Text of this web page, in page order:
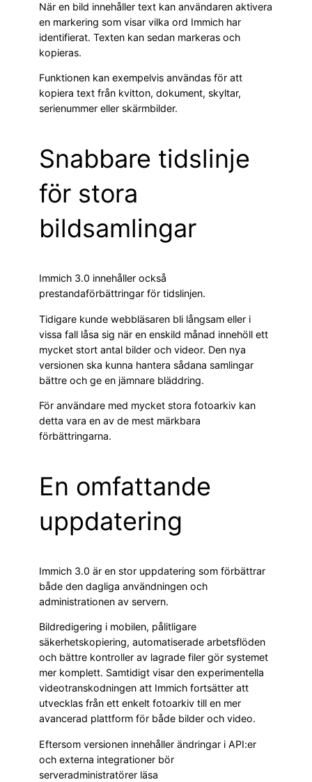
När en bild innehåller text kan användaren aktivera
en markering som visar vilka ord Immich har
identifierat. Texten kan sedan markeras och
kopieras.
Funktionen kan exempelvis användas för att
kopiera text från kvitton, dokument, skyltar,
serienummer eller skärmbilder.
Snabbare tidslinje
för stora
bildsamlingar
Immich 3.0 innehåller också
prestandaförbättringar för tidslinjen.
Tidigare kunde webbläsaren bli långsam eller i
vissa fall låsa sig när en enskild månad innehöll ett
mycket stort antal bilder och videor. Den nya
versionen ska kunna hantera sådana samlingar
bättre och ge en jämnare bläddring.
För användare med mycket stora fotoarkiv kan
detta vara en av de mest märkbara
förbättringarna.
En omfattande
uppdatering
Immich 3.0 är en stor uppdatering som förbättrar
både den dagliga användningen och
administrationen av servern.
Bildredigering i mobilen, pålitligare
säkerhetskopiering, automatiserade arbetsflöden
och bättre kontroller av lagrade filer gör systemet
mer komplett. Samtidigt visar den experimentella
videotranskodningen att Immich fortsätter att
utvecklas från ett enkelt fotoarkiv till en mer
avancerad plattform för både bilder och video.
Eftersom versionen innehåller ändringar i API:er
och externa integrationer bör
serveradministratörer läsa